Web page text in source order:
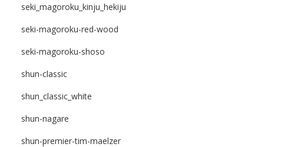
seki_magoroku_kinju_hekiju
seki-magoroku-red-wood
seki-magoroku-shoso
shun-classic
shun_classic_white
shun-nagare
shun-premier-tim-maelzer